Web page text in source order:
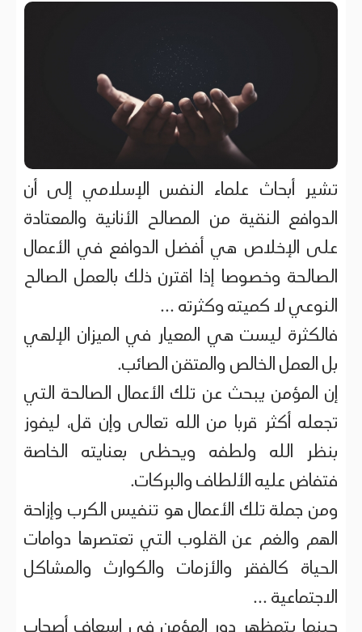
تشير أبحاث علماء النفس الإسلامي إلى أن
الدوافع النقية من المصالح الأنانية والمعتادة
على الإخلاص هي أفضل الدوافع في الأعمال
الصالحة وخصوصا إذا اقترن ذلك بالعمل الصالح
النوعي لا كميته وكثرته ...
فالكثرة ليست هي المعيار في الميزان الإلهي
بل العمل الخالص والمتقن الصائب.
إن المؤمن يبحث عن تلك الأعمال الصالحة التي
تجعله أكثر قربا من الله تعالى وإن قل، ليفوز
بنظر الله ولطفه ويحظى بعنايته الخاصة
فتفاض عليه الألطاف والبركات.
ومن جملة تلك الأعمال هو تنفيس الكرب وإزاحة
الهم والغم عن القلوب التي تعتصرها دوامات
الحياة كالفقر والأزمات والكوارث والمشاكل
الاجتماعية ...